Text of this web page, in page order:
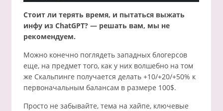
Стоит ли терять время, и пытаться выжать
инфу из ChatGPT? — решать вам, мы не
рекомендуем.
Можно конечно поглядеть западных блогерсов
еще, на предмет того, как у них волшебно на том
же Скальпинге получается делать +10/+20/+50% к
первоначальным балансам в размере 100$.
Просто не забывайте, тема на хайпе, ключевые